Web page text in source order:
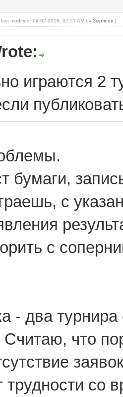
modified: 04-02-2018, 07:51 AM by Зырянов .)
играются 2
бумаги,
с
с
- два
что
трудности со